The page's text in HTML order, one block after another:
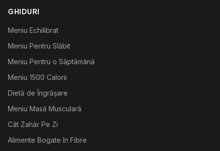
GHIDURI
Meniu Echilibrat
Meniu Pentru Slăbit
Meniu Pentru o Săptămână
Meniu 1500 Calorii
Dietă de Îngrășare
Meniu Masă Musculară
Cât Zahăr Pe Zi
Alimente Bogate în Fibre